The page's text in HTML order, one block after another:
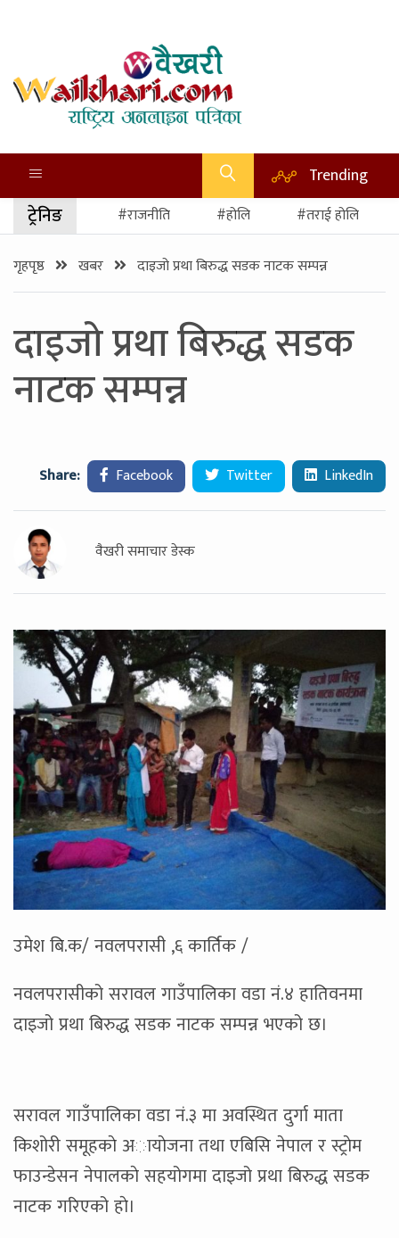
Trending
ट्रेनिङ #राजनीति #होलि #तराई होलि
गृहपृष्ठ खबर दाइजो प्रथा बिरुद्ध सडक नाटक सम्पन्न
दाइजो प्रथा बिरुद्ध सडक
नाटक सम्पन्न
Share: Facebook Twitter LinkedIn
वैखरी समाचार डेस्क
उमेश बि.क/ नवलपरासी ,६ कार्तिक /
नवलपरासीको सरावल गाउँपालिका वडा नं.४ हातिवनमा
दाइजो प्रथा बिरुद्ध सडक नाटक सम्पन्न भएको छ।
सरावल गाउँपालिका वडा नं.३ मा अवस्थित दुर्गा माता
किशोरी समूहकाे अायाेजना तथा एबिसि नेपाल र स्ट्राेम
फाउन्डेसन नेपालकाे सहयोगमा दाइजो प्रथा बिरुद्ध सडक
नाटक गरिएको हाे।